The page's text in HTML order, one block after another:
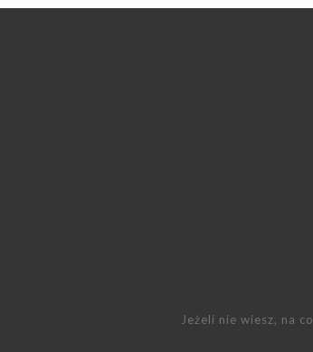
Jeżeli nie wiesz, na